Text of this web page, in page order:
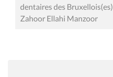
dentaires des Bruxellois(es)
Zahoor Ellahi Manzoor